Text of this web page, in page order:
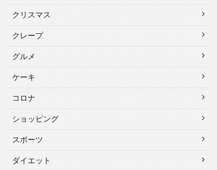
クリスマス
クレープ
グルメ
ケーキ
コロナ
ショッピング
スポーツ
ダイエット